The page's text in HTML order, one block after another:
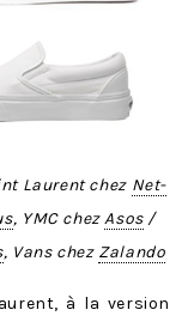
Laurent chez Net-
, YMC chezAsos/
, Vans chez Zalando
à la version